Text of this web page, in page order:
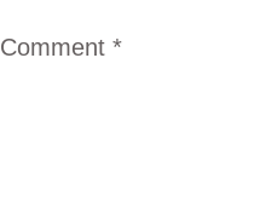
Comment *